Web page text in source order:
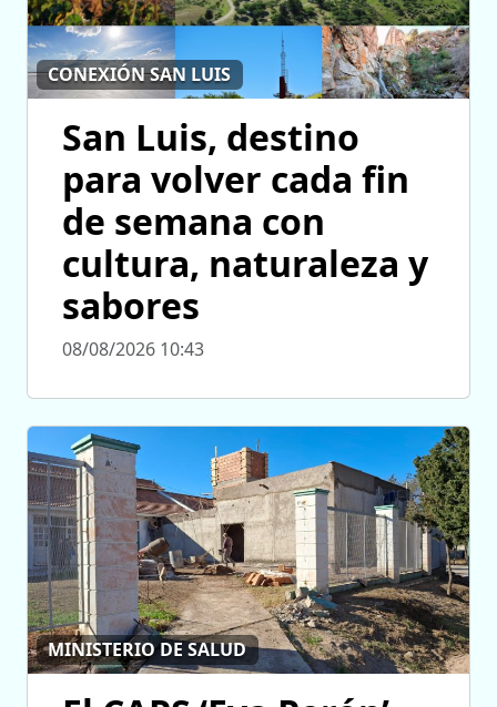
CONEXIÓN SAN LUIS
San Luis, destino
para volver cada fin
de semana con
cultura, naturaleza y
sabores
08/08/2026 10:43
MINISTERIO DE SALUD